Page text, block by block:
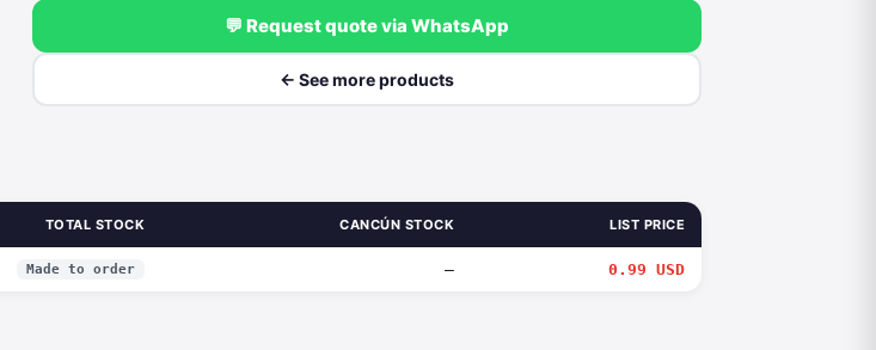
💬 Request quote via WhatsApp
← See more products
TOTAL STOCK CANCÚN STOCK LIST PRICE
Made to order — 0.99 USD